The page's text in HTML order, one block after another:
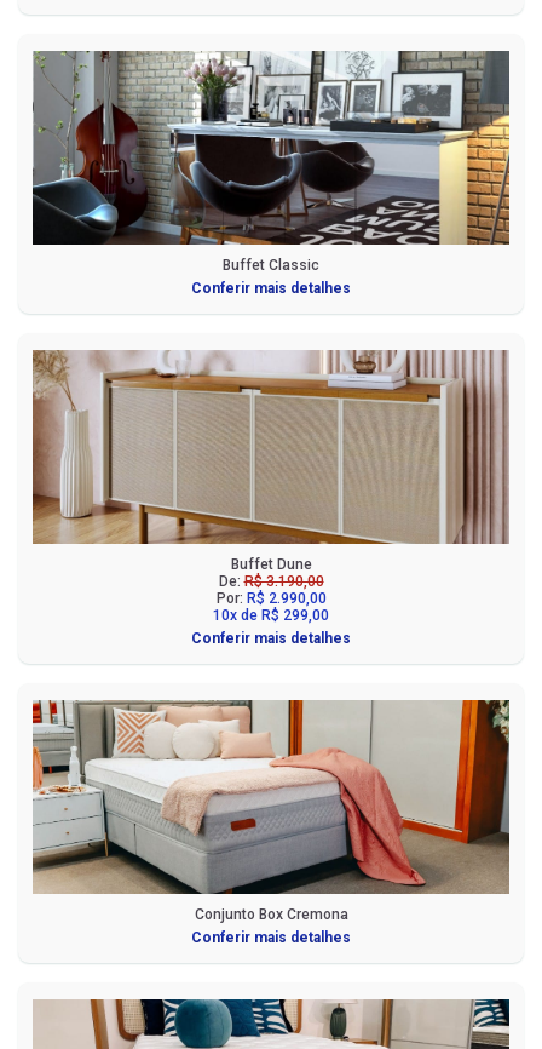
Buffet Classic
Conferir mais detalhes
Buffet Dune
De:R$ 3.190,00
Por: R$ 2.990,00
10x de R$ 299,00
Conferir mais detalhes
Conjunto Box Cremona
Conferir mais detalhes